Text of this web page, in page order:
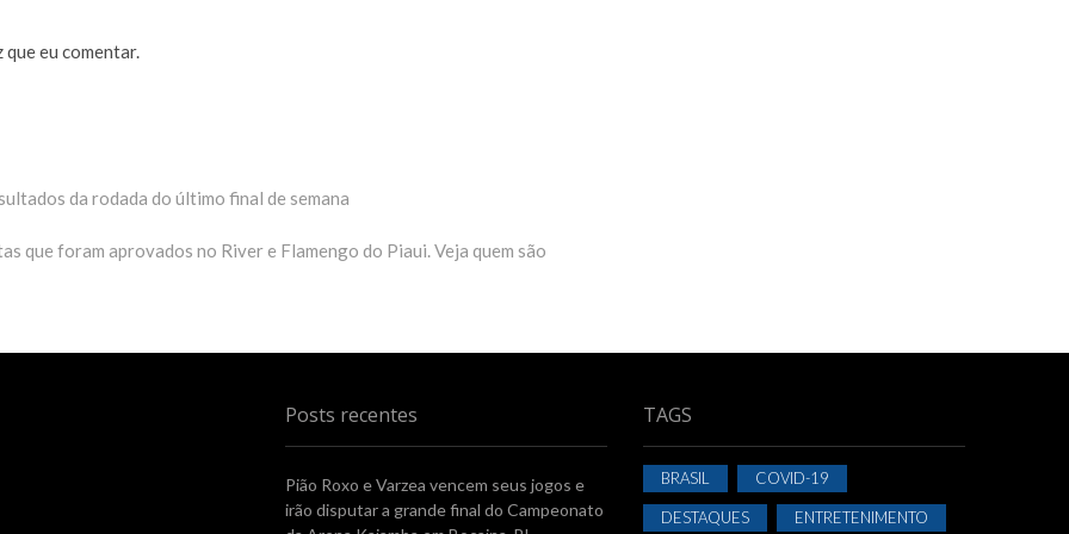
eu comentar.
da rodada do último final de semana
que foram aprovados no River e Flamengo do Piaui. Veja quem são
Posts recentes
Pião Roxo e Varzea vencem seus jogos e
irão disputar a grande final do Campeonato
TAGS
BRASIL COVID-19
DESTAQUES ENTRETENIMENTO